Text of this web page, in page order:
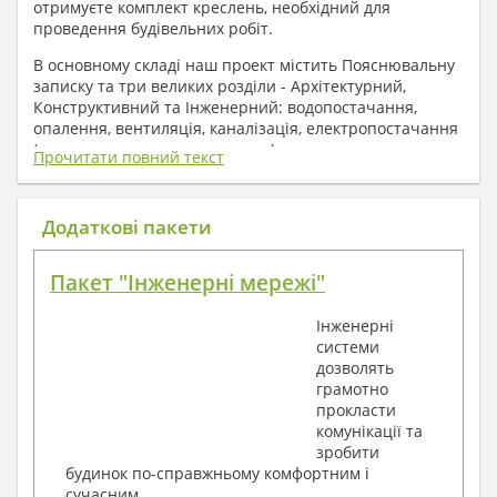
отримуєте комплект креслень, необхідний для
проведення будівельних робіт.
В основному складі наш проект містить Пояснювальну
записку та три великих розділи - Архітектурний,
Конструктивний та Інженерний: водопостачання,
опалення, вентиляція, каналізація, електропостачання
( купується за додаткову плату ).
1. До складу Архітектурного розділу
входять:
План покрівлі
Фасади з даними зовнішніх оздоблень
Елементи прорізів – специфікація
Дані перемичок – перетин та специфікація
Обсяги основних будівельних матеріалів
Архітектурні вузли в конструкціях
2. До складу Конструктивного розділу
Прочитати повний текст
Додаткові пакети
Пакет "Інженерні мережі"
Інженерні
системи
дозволять
грамотно
прокласти
комунікації та
зробити
будинок по-справжньому комфортним і